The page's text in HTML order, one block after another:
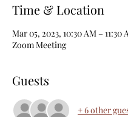
Time & Location
Mar 05, 2023, 10:30 AM – 11:30
Zoom Meeting
Guests
+ 6 other